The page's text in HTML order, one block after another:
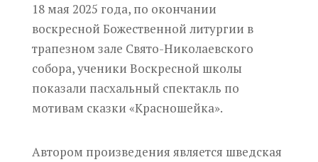
18 мая 2025 года, по окончании
воскресной Божественной литургии в
трапезном зале Свято-Николаевского
собора, ученики Воскресной школы
показали пасхальный спектакль по
мотивам сказки «Красношейка».
Автором произведения является шведская